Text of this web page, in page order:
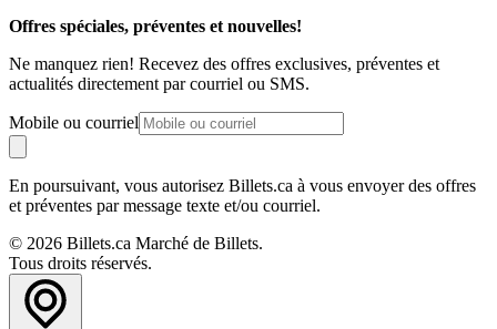
Offres spéciales, préventes et nouvelles!
Ne manquez rien! Recevez des offres exclusives, préventes et
actualités directement par courriel ou SMS.
Mobile ou courriel
En poursuivant, vous autorisez Billets.ca à vous envoyer des offres
et préventes par message texte et/ou courriel.
© 2026 Billets.ca Marché de Billets.
Tous droits réservés.